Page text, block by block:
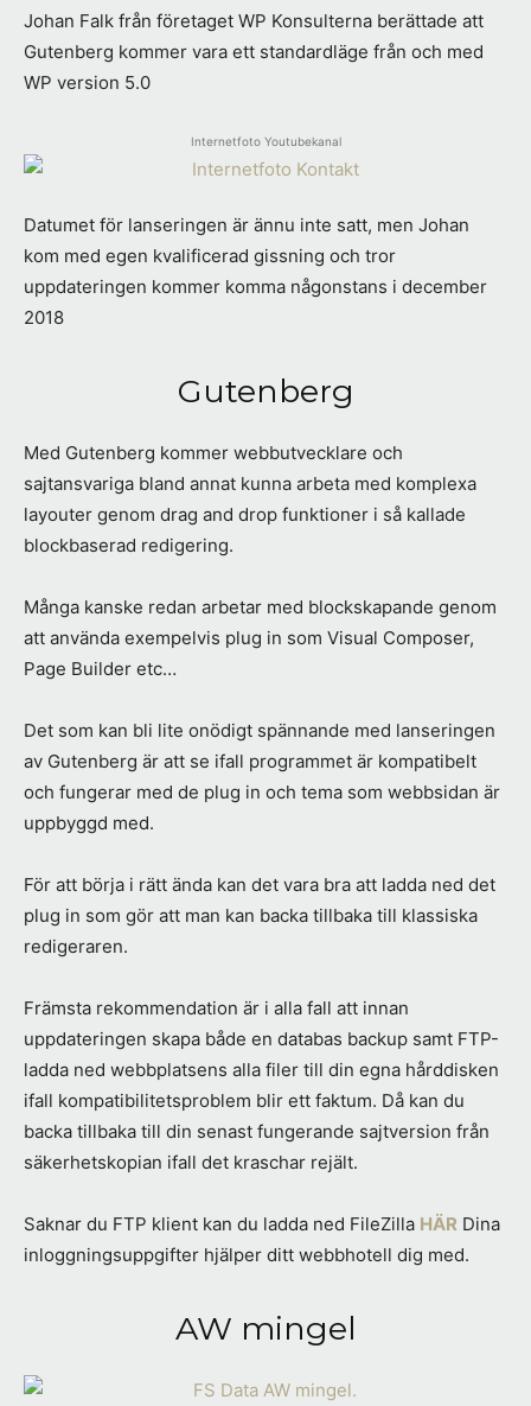
Johan Falk från företaget WP Konsulterna berättade att
Gutenberg kommer vara ett standardläge från och med
WP version 5.0
Internetfoto Youtubekanal
Datumet för lanseringen är ännu inte satt, men Johan
kom med egen kvalificerad gissning och tror
uppdateringen kommer komma någonstans i december
2018
Gutenberg
Med Gutenberg kommer webbutvecklare och
sajtansvariga bland annat kunna arbeta med komplexa
layouter genom drag and drop funktioner i så kallade
blockbaserad redigering.
Många kanske redan arbetar med blockskapande genom
att använda exempelvis plug in som Visual Composer,
Page Builder etc…
Det som kan bli lite onödigt spännande med lanseringen
av Gutenberg är att se ifall programmet är kompatibelt
och fungerar med de plug in och tema som webbsidan är
uppbyggd med.
För att börja i rätt ända kan det vara bra att ladda ned det
plug in som gör att man kan backa tillbaka till klassiska
redigeraren.
Främsta rekommendation är i alla fall att innan
uppdateringen skapa både en databas backup samt FTP-
ladda ned webbplatsens alla filer till din egna hårddisken
ifall kompatibilitetsproblem blir ett faktum. Då kan du
backa tillbaka till din senast fungerande sajtversion från
säkerhetskopian ifall det kraschar rejält.
Saknar du FTP klient kan du ladda ned FileZilla HÄR Dina
inloggningsuppgifter hjälper ditt webbhotell dig med.
AW mingel